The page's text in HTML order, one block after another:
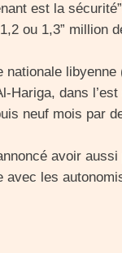
est la
ou 1,3” million
nationale
Hariga, dans
neuf mois par
avoir
avec les